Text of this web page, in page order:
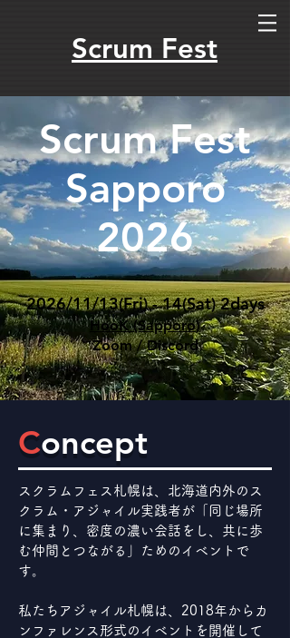
Scrum Fest
Scrum Fest
Sapporo
2026
2026/11/13(Fri) - 14(Sat) 2days
HooK (Sapporo)
Zoom / Discord
Concept
スクラムフェス札幌は、北海道内外のス
クラム・アジャイル実践者が「同じ場所
に集まり、密度の濃い会話をし、共に歩
む仲間とつながる」ためのイベントで
す。
私たちアジャイル札幌は、2018年からカ
ンファレンス形式のイベントを開催して